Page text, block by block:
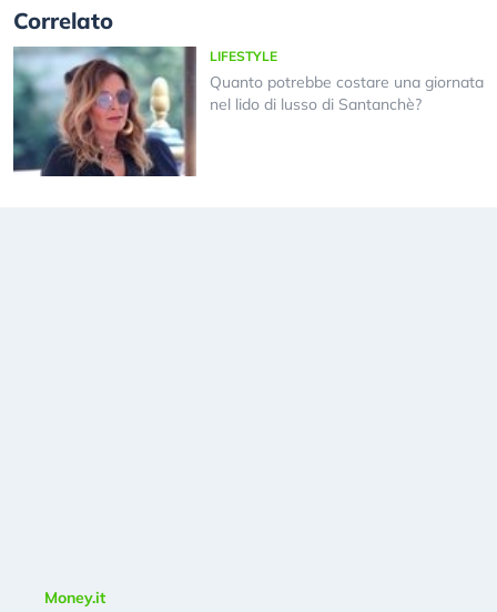
Correlato
LIFESTYLE
Quanto potrebbe costare una giornata
nel lido di lusso di Santanchè?
Money.it